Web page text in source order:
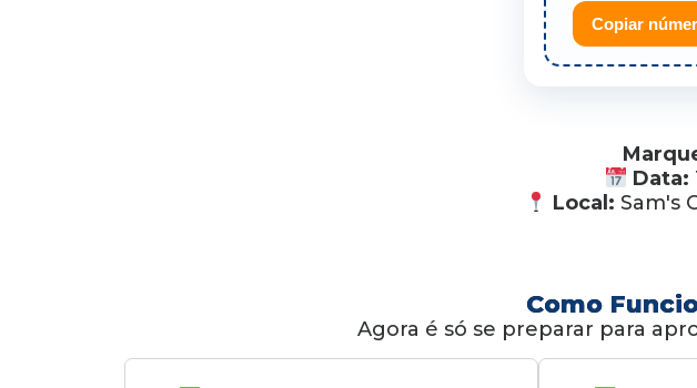
Copiar
Data:
Local: Sam's
Como
Agora é só se preparar para